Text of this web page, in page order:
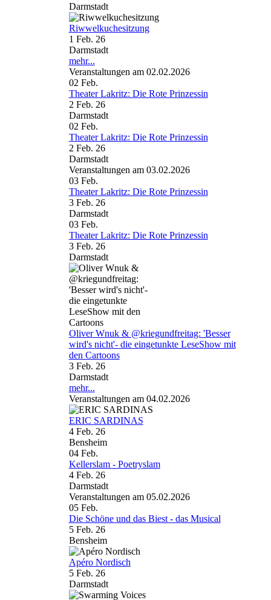
Darmstadt
Riwwelkuchesitzung
1 Feb. 26
Darmstadt
mehr...
Veranstaltungen am 02.02.2026
02 Feb.
Theater Lakritz: Die Rote Prinzessin
2 Feb. 26
Darmstadt
02 Feb.
Theater Lakritz: Die Rote Prinzessin
2 Feb. 26
Darmstadt
Veranstaltungen am 03.02.2026
03 Feb.
Theater Lakritz: Die Rote Prinzessin
3 Feb. 26
Darmstadt
03 Feb.
Theater Lakritz: Die Rote Prinzessin
3 Feb. 26
Darmstadt
Oliver Wnuk & @kriegundfreitag: 'Besser
wird's nicht'- die eingetunkte LeseShow mit
den Cartoons
3 Feb. 26
Darmstadt
mehr...
Veranstaltungen am 04.02.2026
ERIC SARDINAS
4 Feb. 26
Bensheim
04 Feb.
Kellerslam - Poetryslam
4 Feb. 26
Darmstadt
Veranstaltungen am 05.02.2026
05 Feb.
Die Schöne und das Biest - das Musical
5 Feb. 26
Bensheim
Apéro Nordisch
5 Feb. 26
Darmstadt